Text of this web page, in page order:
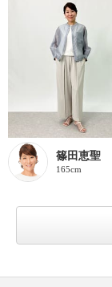
篠田恵聖
165cm